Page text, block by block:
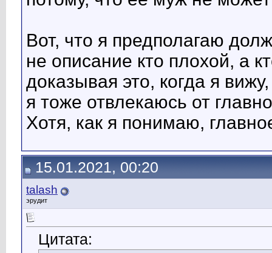
Вот, что я предполагаю
не описание кто плохой, а
доказывая это, когда я
я тоже отвлекаюсь от
Хотя, как я понимаю,
15.01.2021, 00:20
talash
эрудит
Цитата: